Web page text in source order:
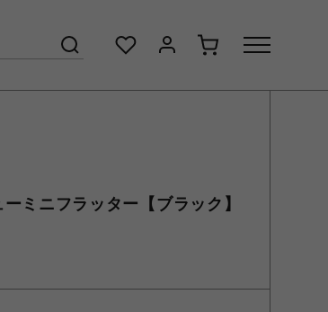
ミニフラッター【ブラック】